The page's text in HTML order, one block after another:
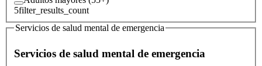
5filter_results_count
Servicios de salud mental de emergencia
Servicios de salud mental de emergencia